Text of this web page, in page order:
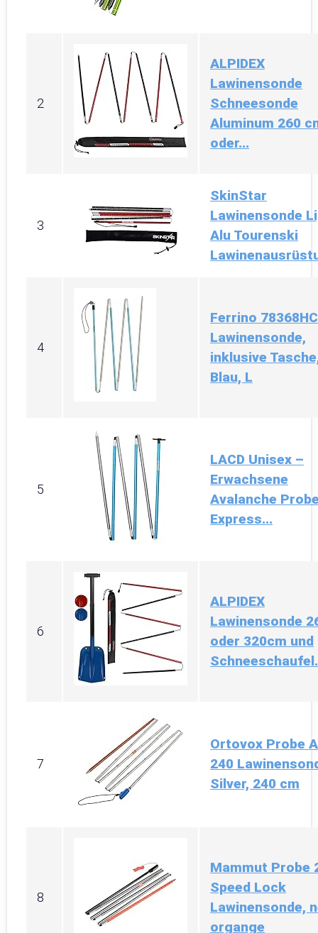
2
ALPIDEX
Lawinensonde
Schneesonde
Aluminum 260
oder...
3
SkinStar
Lawinensonde
Alu Tourenski
4
Ferrino
Lawinensonde,
inklusive
Blau, L
5
LACD Unisex –
Erwachsene
Avalanche
Express...
6
ALPIDEX
Lawinensonde
oder 320cm und
7
Ortovox Probe
240
Silver, 240 cm
8
Mammut Probe
Speed Lock
Lawinensonde,
organge